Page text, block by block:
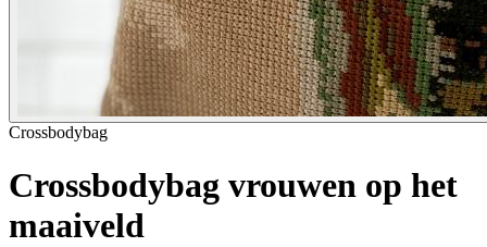
Crossbodybag
Crossbodybag vrouwen op het
maaiveld